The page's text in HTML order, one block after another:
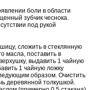
боли в области
зубчик чеснока.
под рукой
сложить в стеклянную
масла, поставить в
выдавить 1 чайную
1 чайную ложку
образом. Очистить
деревянной толкушкой.